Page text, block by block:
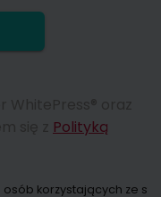
Polityką
korzystających ze